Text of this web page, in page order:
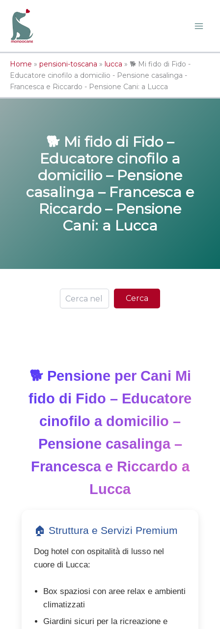
contenuto
Home » pensioni-toscana » lucca » 🐕 Mi fido di Fido -
Educatore cinofilo a domicilio - Pensione casalinga -
Francesca e Riccardo - Pensione Cani: a Lucca
🐕 Mi fido di Fido –
Educatore cinofilo a
domicilio – Pensione
casalinga – Francesca e
Riccardo – Pensione
Cani: a Lucca
Cerca
🐕 Pensione per Cani Mi
fido di Fido – Educatore
cinofilo a domicilio –
Pensione casalinga –
Francesca e Riccardo a
Lucca
🏠 Struttura e Servizi Premium
Dog hotel con ospitalità di lusso nel
cuore di Lucca:
Box spaziosi con aree relax e ambienti
climatizzati
Giardini sicuri per la ricreazione e